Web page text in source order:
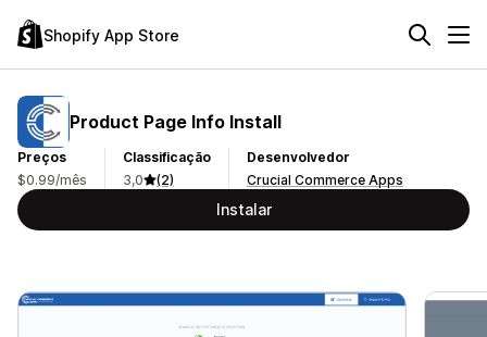
Shopify App Store
Product Page Info Install
Preços
$0.99/mês
Classificação
3,0
(2)
Desenvolvedor
Crucial Commerce Apps
Instalar